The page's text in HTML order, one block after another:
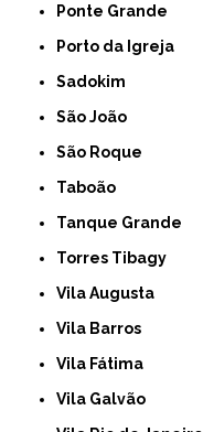
Ponte Grande
Porto da Igreja
Sadokim
São João
São Roque
Taboão
Tanque Grande
Torres Tibagy
Vila Augusta
Vila Barros
Vila Fátima
Vila Galvão